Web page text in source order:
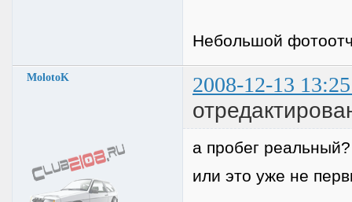
Небольшой
MolotoK 2008-12-13
а пробег реальный?
или это уже не